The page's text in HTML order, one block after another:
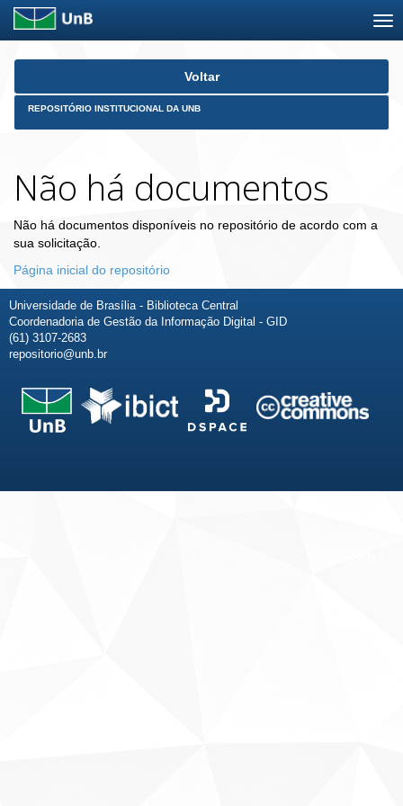
Skip
Voltar
REPOSITÓRIO INSTITUCIONAL DA UNB
Não há documentos
Não há documentos disponíveis no repositório de acordo com a
sua solicitação.
Página inicial do repositório
Universidade de Brasília - Biblioteca Central
Coordenadoria de Gestão da Informação Digital - GID
(61) 3107-2683
repositorio@unb.br